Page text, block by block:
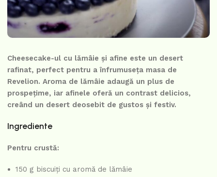
Cheesecake-ul cu lămâie și afine este un desert
rafinat, perfect pentru a înfrumuseța masa de
Revelion. Aroma de lămâie adaugă un plus de
prospețime, iar afinele oferă un contrast delicios,
creând un desert deosebit de gustos și festiv.
Ingrediente
Pentru crustă:
150 g biscuiți cu aromă de lămâie